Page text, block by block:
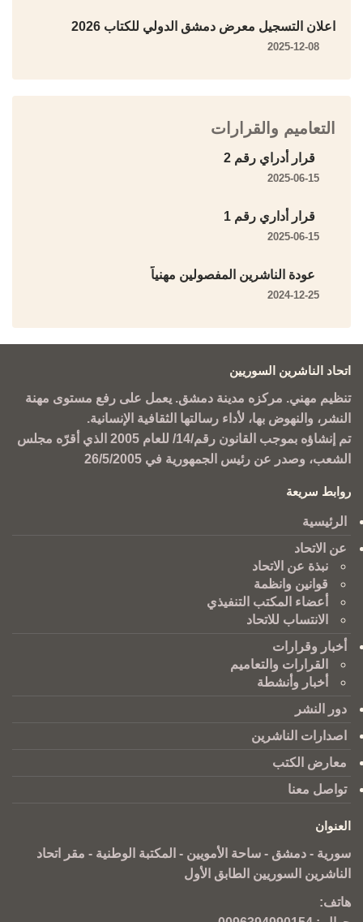
اعلان التسجيل معرض دمشق الدولي للكتاب 2026
2025-12-08
التعاميم والقرارات
قرار أدراي رقم 2
2025-06-15
قرار أداري رقم 1
2025-06-15
عودة الناشرين المفصولين مهنياً
2024-12-25
اتحاد الناشرين السوريين
تنظيم مهني. مركزه مدينة دمشق. يعمل على رفع مستوى مهنة
النشر، والنهوض بها، لأداء رسالتها الثقافية الإنسانية.
تم إنشاؤه بموجب القانون رقم/14/ للعام 2005 الذي أقرّه مجلس
الشعب، وصدر عن رئيس الجمهورية في 26/5/2005
روابط سريعة
الرئيسية
عن الاتحاد
نبذة عن الاتحاد
قوانين وانظمة
أعضاء المكتب التنفيذي
الانتساب للاتحاد
أخبار وقرارات
القرارات والتعاميم
أخبار وأنشطة
دور النشر
اصدارات الناشرين
معارض الكتب
تواصل معنا
العنوان
سورية - دمشق - ساحة الأمويين - المكتبة الوطنية - مقر اتحاد
الناشرين السوريين الطابق الأول
هاتف: